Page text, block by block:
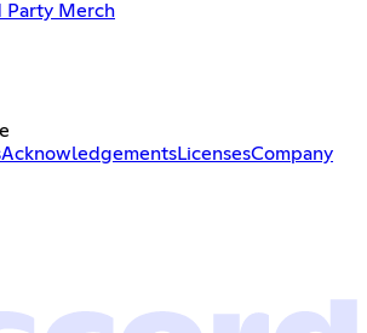
Party Merch
AcknowledgementsLicensesCompany